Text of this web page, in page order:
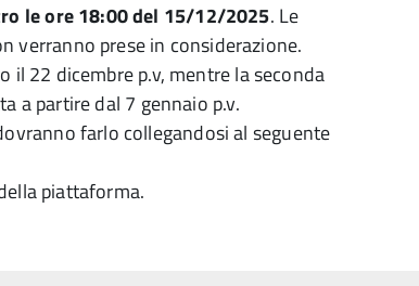
le ore 18:00 del 15/12/2025. Le
verranno prese in considerazione.
il 22 dicembre p.v, mentre la seconda
a partire dal 7 gennaio p.v.
farlo collegandosi al seguente
piattaforma.